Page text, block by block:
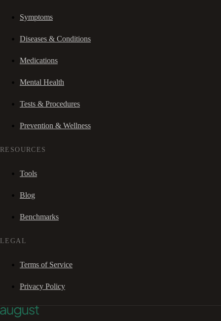
Symptoms
Diseases & Conditions
Medications
Mental Health
Tests & Procedures
Prevention & Wellness
RESOURCES
Tools
Blog
Benchmarks
LEGAL
Terms of Service
Privacy Policy